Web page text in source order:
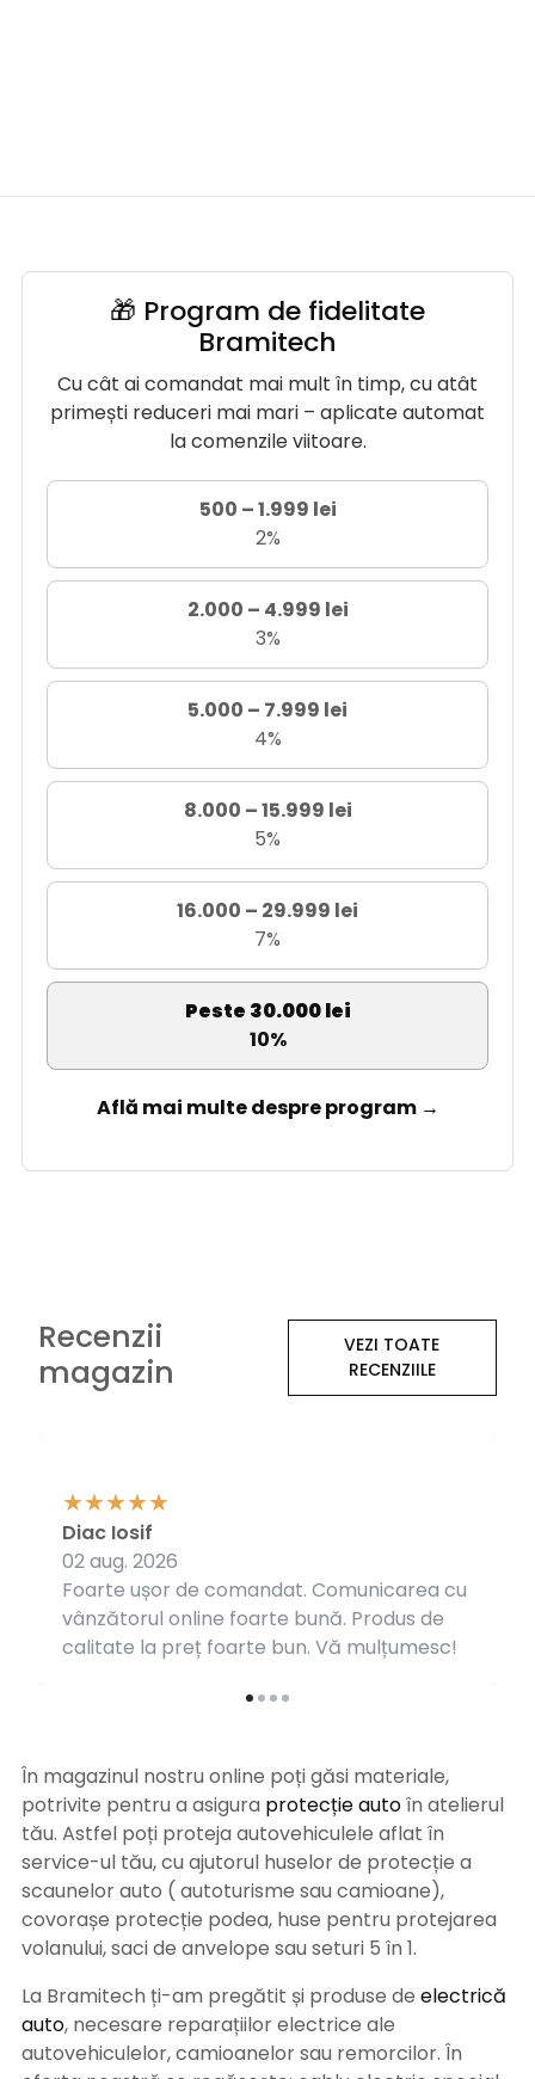
🎁 Program de fidelitate
Bramitech
Cu cât ai comandat mai mult în timp, cu atât
primești reduceri mai mari – aplicate automat
la comenzile viitoare.
500 – 1.999 lei
2%
2.000 – 4.999 lei
3%
5.000 – 7.999 lei
4%
8.000 – 15.999 lei
5%
16.000 – 29.999 lei
7%
Peste 30.000 lei
10%
Află mai multe despre program →
Recenzii
magazin
VEZI TOATE
RECENZIILE
Foarte ușor de comandat. Comunicarea cu
vânzătorul online foarte bună. Produs de
calitate la preț foarte bun. Vă mulțumesc!
Diac Iosif
02 aug. 2026
În magazinul nostru online poți găsi materiale,
potrivite pentru a asigura protecție autoîn atelierul
tău. Astfel poți proteja autovehiculele aflat în
service-ul tău, cu ajutorul huselor de protecție a
scaunelor auto ( autoturisme sau camioane),
covorașe protecție podea, huse pentru protejarea
volanului, saci de anvelope sau seturi 5 în 1.
La Bramitech ți-am pregătit și produse de electrică
auto, necesare reparațiilor electrice ale
autovehiculelor, camioanelor sau remorcilor. În